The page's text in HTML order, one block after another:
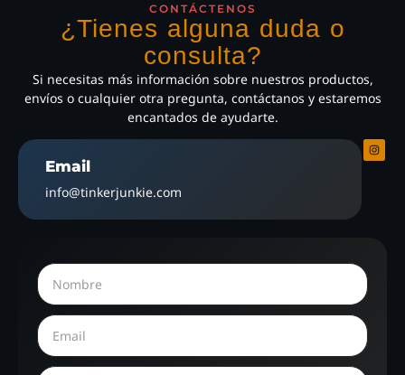
CONTÁCTENOS
¿Tienes alguna duda o
consulta?
Si necesitas más información sobre nuestros productos,
envíos o cualquier otra pregunta, contáctanos y estaremos
encantados de ayudarte.
Email
info@tinkerjunkie.com